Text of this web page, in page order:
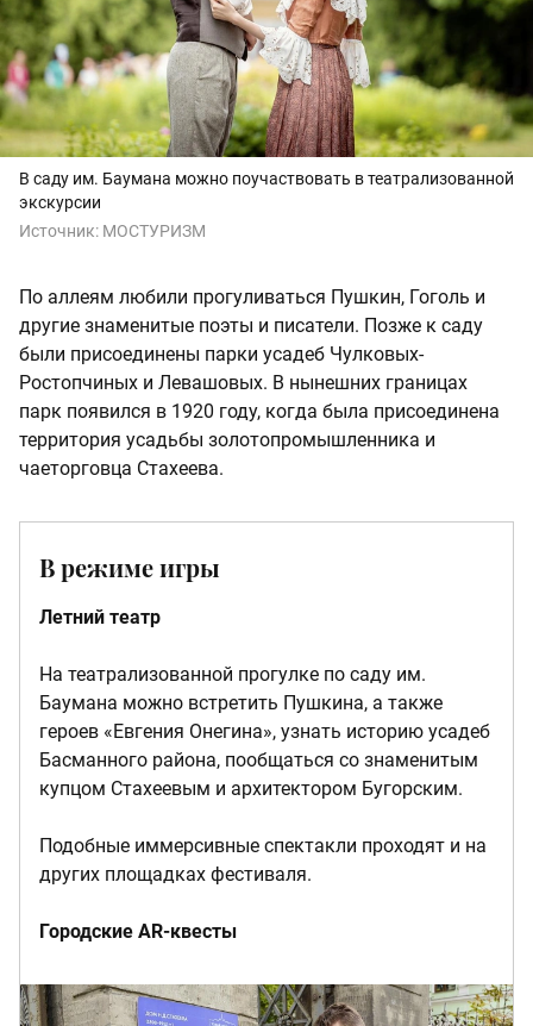
В саду им. Баумана можно поучаствовать в театрализованной
экскурсии
Источник: МОСТУРИЗМ
По аллеям любили прогуливаться Пушкин, Гоголь и
другие знаменитые поэты и писатели. Позже к саду
были присоединены парки усадеб Чулковых-
Ростопчиных и Левашовых. В нынешних границах
парк появился в 1920 году, когда была присоединена
территория усадьбы золотопромышленника и
чаеторговца Стахеева.
В режиме игры
Летний театр
На театрализованной прогулке по саду им.
Баумана можно встретить Пушкина, а также
героев «Евгения Онегина», узнать историю усадеб
Басманного района, пообщаться со знаменитым
купцом Стахеевым и архитектором Бугорским.
Подобные иммерсивные спектакли проходят и на
других площадках фестиваля.
Городские AR-квесты